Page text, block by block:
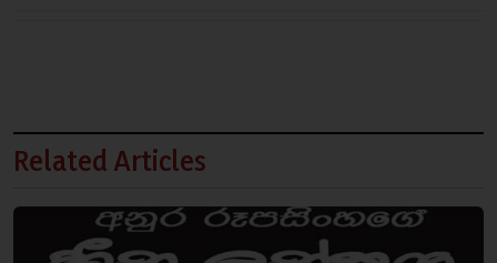
Related Articles